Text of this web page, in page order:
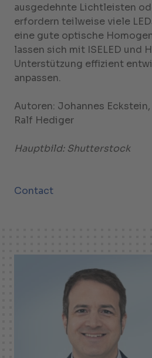
ausgedehnte Lichtleisten
erfordern teilweise viele
eine gute optische
lassen sich mit ISELED und
Unterstützung effizient
anpassen.
Autoren: Johannes Eckstein,
Ralf Hediger
Hauptbild: Shutterstock
Contact